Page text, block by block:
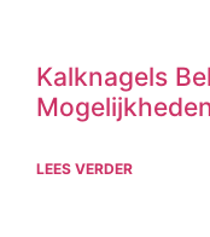
Kalknagels
LEES VERDER